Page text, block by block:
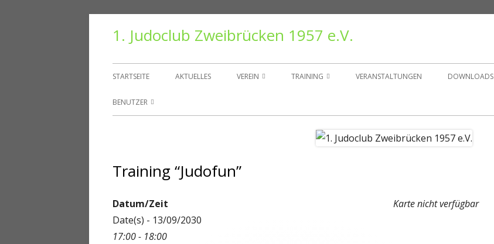
1. Judoclub Zweibrücken 1957 e.V.
Primäres
Menü
STARTSEITE AKTUELLES VEREIN TRAINING VERANSTALTUNGEN DOWNLOADS
BENUTZER
KONTO
ABMELDEN
MITGLIEDER
Training “Judofun”
Karte nicht verfügbar
Datum/Zeit
Date(s) - 13/09/2030
17:00 - 18:00